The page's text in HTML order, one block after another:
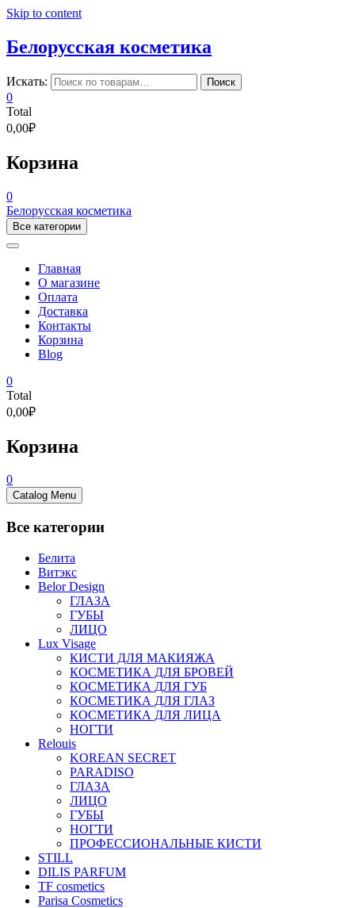
Skip to content
Белорусская косметика
Искать: Поиск
0
Total
0,00₽
Корзина
0
Белорусская косметика
Все категории
Главная
О магазине
Оплата
Доставка
Контакты
Корзина
Blog
0
Total
0,00₽
Корзина
0
Catalog Menu
Все категории
Белита
Витэкс
Belor Design
ГЛАЗА
ГУБЫ
ЛИЦО
Lux Visage
КИСТИ ДЛЯ МАКИЯЖА
КОСМЕТИКА ДЛЯ БРОВЕЙ
КОСМЕТИКА ДЛЯ ГУБ
КОСМЕТИКА ДЛЯ ГЛАЗ
КОСМЕТИКА ДЛЯ ЛИЦА
НОГТИ
Relouis
KOREAN SECRET
PARADISO
ГЛАЗА
ЛИЦО
ГУБЫ
НОГТИ
ПРОФЕССИОНАЛЬНЫЕ КИСТИ
STILL
DILIS PARFUM
TF cosmetics
Parisa Cosmetics